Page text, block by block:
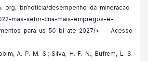
org. br/noticia/desempenho-da-mineracao-
mas-setor-cria-mais-empregos-e-
para-us-50-bi-ate-2027/>. Acesso
A. P. M. S.; Silva, H. F. N.; Bufrem, L. S.